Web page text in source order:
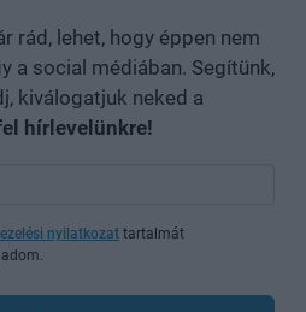
rád, lehet, hogy éppen nem
a social médiában. Segítünk,
kiválogatjuk neked a
hírlevelünkre!
nyilatkozat tartalmát